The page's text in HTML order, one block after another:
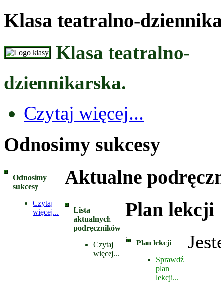
Klasa teatralno-
Klasa teatralno-
dziennikarska.
Czytaj więcej...
Odnosimy sukcesy
Odnosimy
sukcesy
Czytaj
więcej...
Aktualne
Lista
aktualnych
podręczników
Czytaj
więcej...
Plan lekcji
i
Plan lekcji
Sprawdź
plan
lekcji...